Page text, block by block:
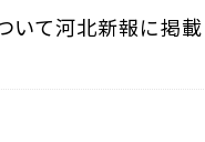
いて河北新報に掲